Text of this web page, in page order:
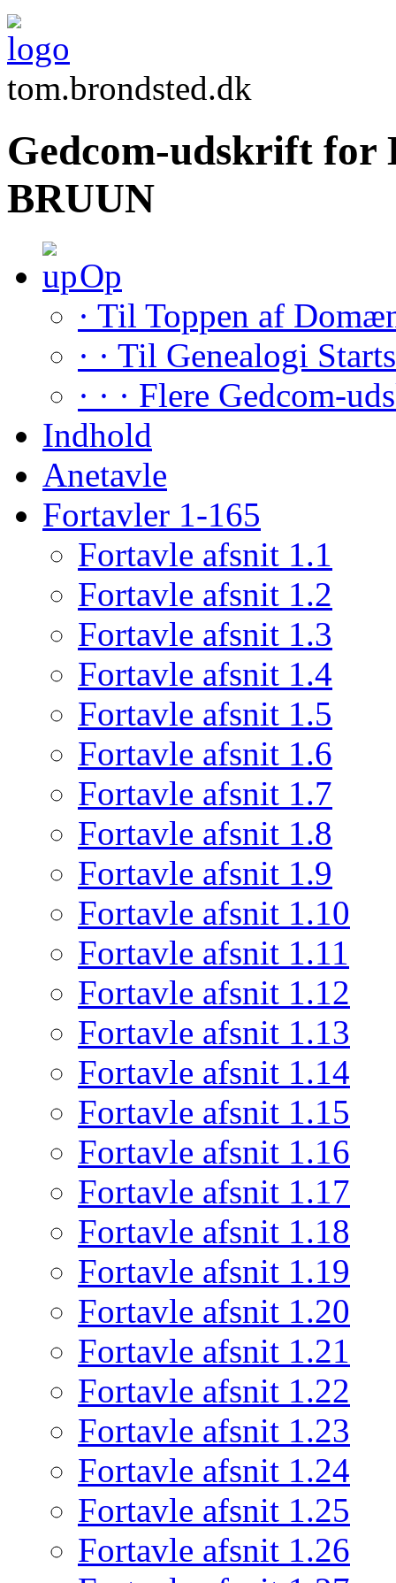
tom.brondsted.dk
Gedcom-udskrift
BRUUN
Op
· Til Toppen af
· · Til Genealogi
· · · Flere Gedcom-
Indhold
Anetavle
Fortavler 1-165
Fortavle afsnit 1.1
Fortavle afsnit 1.2
Fortavle afsnit 1.3
Fortavle afsnit 1.4
Fortavle afsnit 1.5
Fortavle afsnit 1.6
Fortavle afsnit 1.7
Fortavle afsnit 1.8
Fortavle afsnit 1.9
Fortavle afsnit 1.10
Fortavle afsnit 1.11
Fortavle afsnit 1.12
Fortavle afsnit 1.13
Fortavle afsnit 1.14
Fortavle afsnit 1.15
Fortavle afsnit 1.16
Fortavle afsnit 1.17
Fortavle afsnit 1.18
Fortavle afsnit 1.19
Fortavle afsnit 1.20
Fortavle afsnit 1.21
Fortavle afsnit 1.22
Fortavle afsnit 1.23
Fortavle afsnit 1.24
Fortavle afsnit 1.25
Fortavle afsnit 1.26